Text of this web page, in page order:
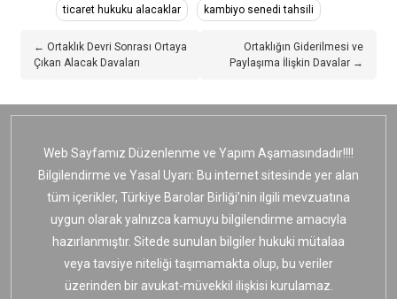
ticaret hukuku alacaklar kambiyo senedi tahsili
← Ortaklık Devri Sonrası Ortaya
Çıkan Alacak Davaları
Ortaklığın Giderilmesi ve
Paylaşıma İlişkin Davalar →
Web Sayfamız Düzenlenme ve Yapım Aşamasındadır!!!!
Bilgilendirme ve Yasal Uyarı: Bu internet sitesinde yer alan
tüm içerikler, Türkiye Barolar Birliği’nin ilgili mevzuatına
uygun olarak yalnızca kamuyu bilgilendirme amacıyla
hazırlanmıştır. Sitede sunulan bilgiler hukuki mütalaa
veya tavsiye niteliği taşımamakta olup, bu veriler
üzerinden bir avukat-müvekkil ilişkisi kurulamaz.